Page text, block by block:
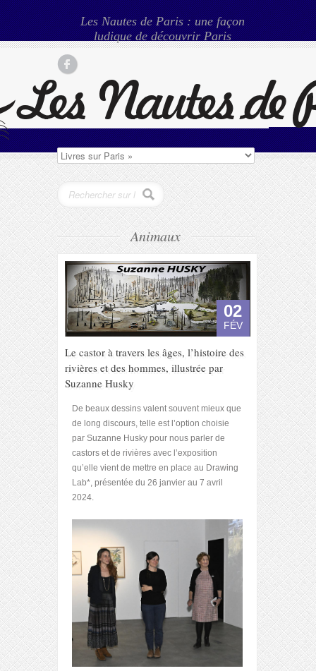
Les Nautes de Paris : une façon
ludique de découvrir Paris
Animaux
02
FÉV
Le castor à travers les âges, l’histoire des
rivières et des hommes, illustrée par
Suzanne Husky
De beaux dessins valent souvent mieux que
de long discours, telle est l’option choisie
par Suzanne Husky pour nous parler de
castors et de rivières avec l’exposition
qu’elle vient de mettre en place au Drawing
Lab*, présentée du 26 janvier au 7 avril
2024.